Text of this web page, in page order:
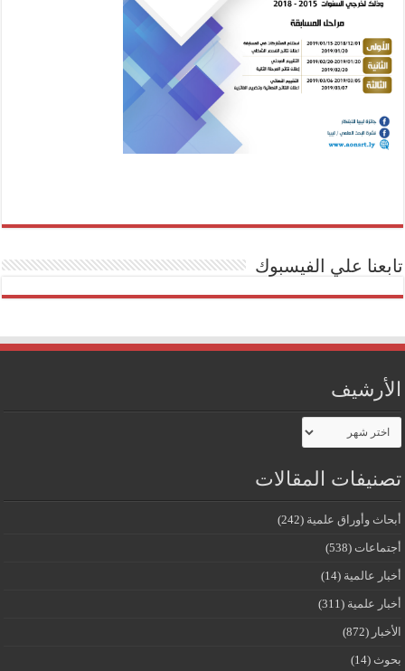
تابعنا علي الفيسبوك
الأرشيف
الأرشيف
تصنيفات المقالات
أبحاث وأوراق علمية (242)
أجتماعات (538)
أخبار عالمية (14)
أخبار علمية (311)
الأخبار (872)
بحوث (14)